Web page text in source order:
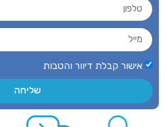
אישור קבלת דיוור והטבות
שליחה